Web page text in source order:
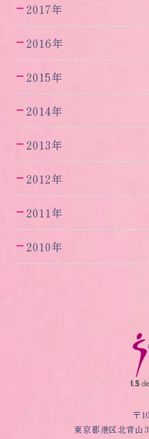
2017年
2016年
2015年
2014年
2013年
2012年
2011年
2010年
〒
東京都港区北青山